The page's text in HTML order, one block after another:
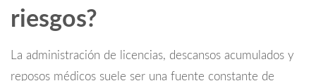
riesgos?
La administración de licencias, descansos acumulados y
reposos médicos suele ser una fuente constante de